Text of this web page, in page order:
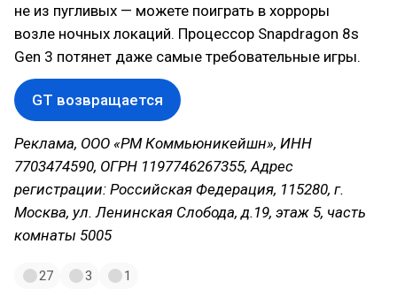
не из пугливых — можете поиграть в хорроры
возле ночных локаций. Процессор Snapdragon 8s
Gen 3 потянет даже самые требовательные игры.
GT возвращается
Реклама, ООО «РМ Коммьюникейшн», ИНН
7703474590, ОГРН 1197746267355, Адрес
регистрации: Российская Федерация, 115280, г.
Москва, ул. Ленинская Слобода, д.19, этаж 5, часть
комнаты 5005
27 3 1